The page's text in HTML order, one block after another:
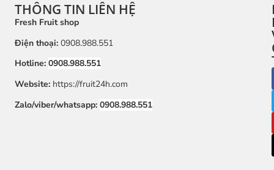
THÔNG TIN LIÊN HỆ
Fresh Fruit shop
Điện thoại: 0908.988.551
Hotline: 0908.988.551
Website: https://fruit24h.com
Zalo/viber/whatsapp: 0908.988.551